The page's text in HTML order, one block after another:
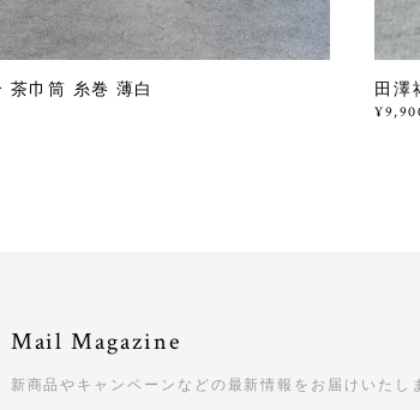
茶巾筒 糸巻 薄白 田澤
Mail Magazine
新商品やキャンペーンなどの最新情報をお届けいたし